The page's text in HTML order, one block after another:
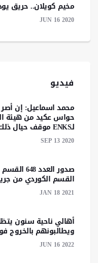
مخيم كويلان.. حريق
JUN 16 2020
فيديو
محمد اسماعيل: إن أصر
حواس عكيد من هيئة
لـENKS موقف حيال ذلك
SEP 13 2020
القسم الكوردي من
JAN 18 2021
ويطالبونهم بالخروج
JUN 16 2022